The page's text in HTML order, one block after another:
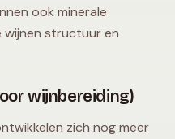
ook minerale
wijnen structuur en
wijnbereiding)
zich nog meer